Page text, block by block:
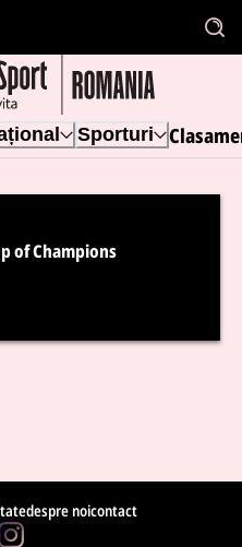
Sporturi
of Champions
despre noicontact